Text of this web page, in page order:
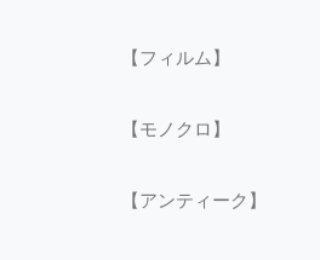
【フィルム】
【モノクロ】
【アンティーク】